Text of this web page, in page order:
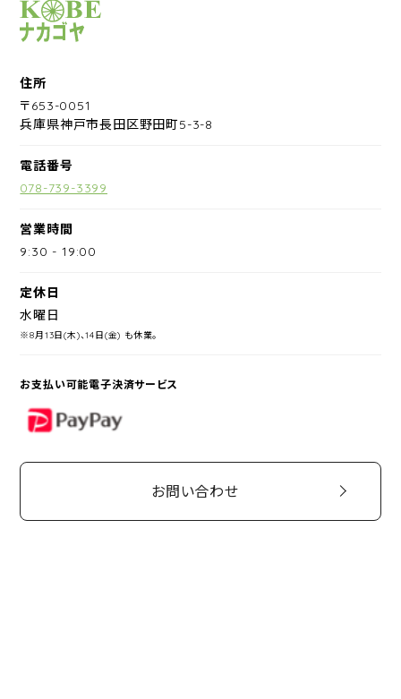
サイクルショップナカゴヤ
住所
〒653-0051
兵庫県神戸市長田区野田町5-3-8
電話番号
078-739-3399
営業時間
9:30 -19:00
定休日
水曜日
※8月13日(木)、14日(金) も休業。
お支払い可能電子決済サービス
PayPay
お問い合わせ